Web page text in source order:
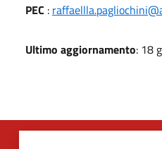
PEC :
Ultimo aggiornamento: 18